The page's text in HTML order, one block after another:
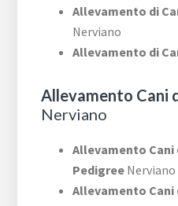
Allevamento di
Nerviano
Allevamento di
Allevamento Cani
Nerviano
Allevamento Cani
Pedigree Nerviano
Allevamento Cani